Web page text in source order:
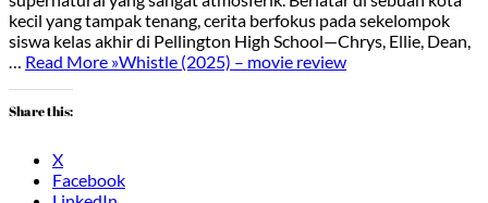
kecil yang tampak tenang, cerita berfokus pada sekelompok
siswa kelas akhir di Pellington High School—Chrys, Ellie, Dean,
Read More »Whistle (2025) – movie review
Share this:
X
Facebook